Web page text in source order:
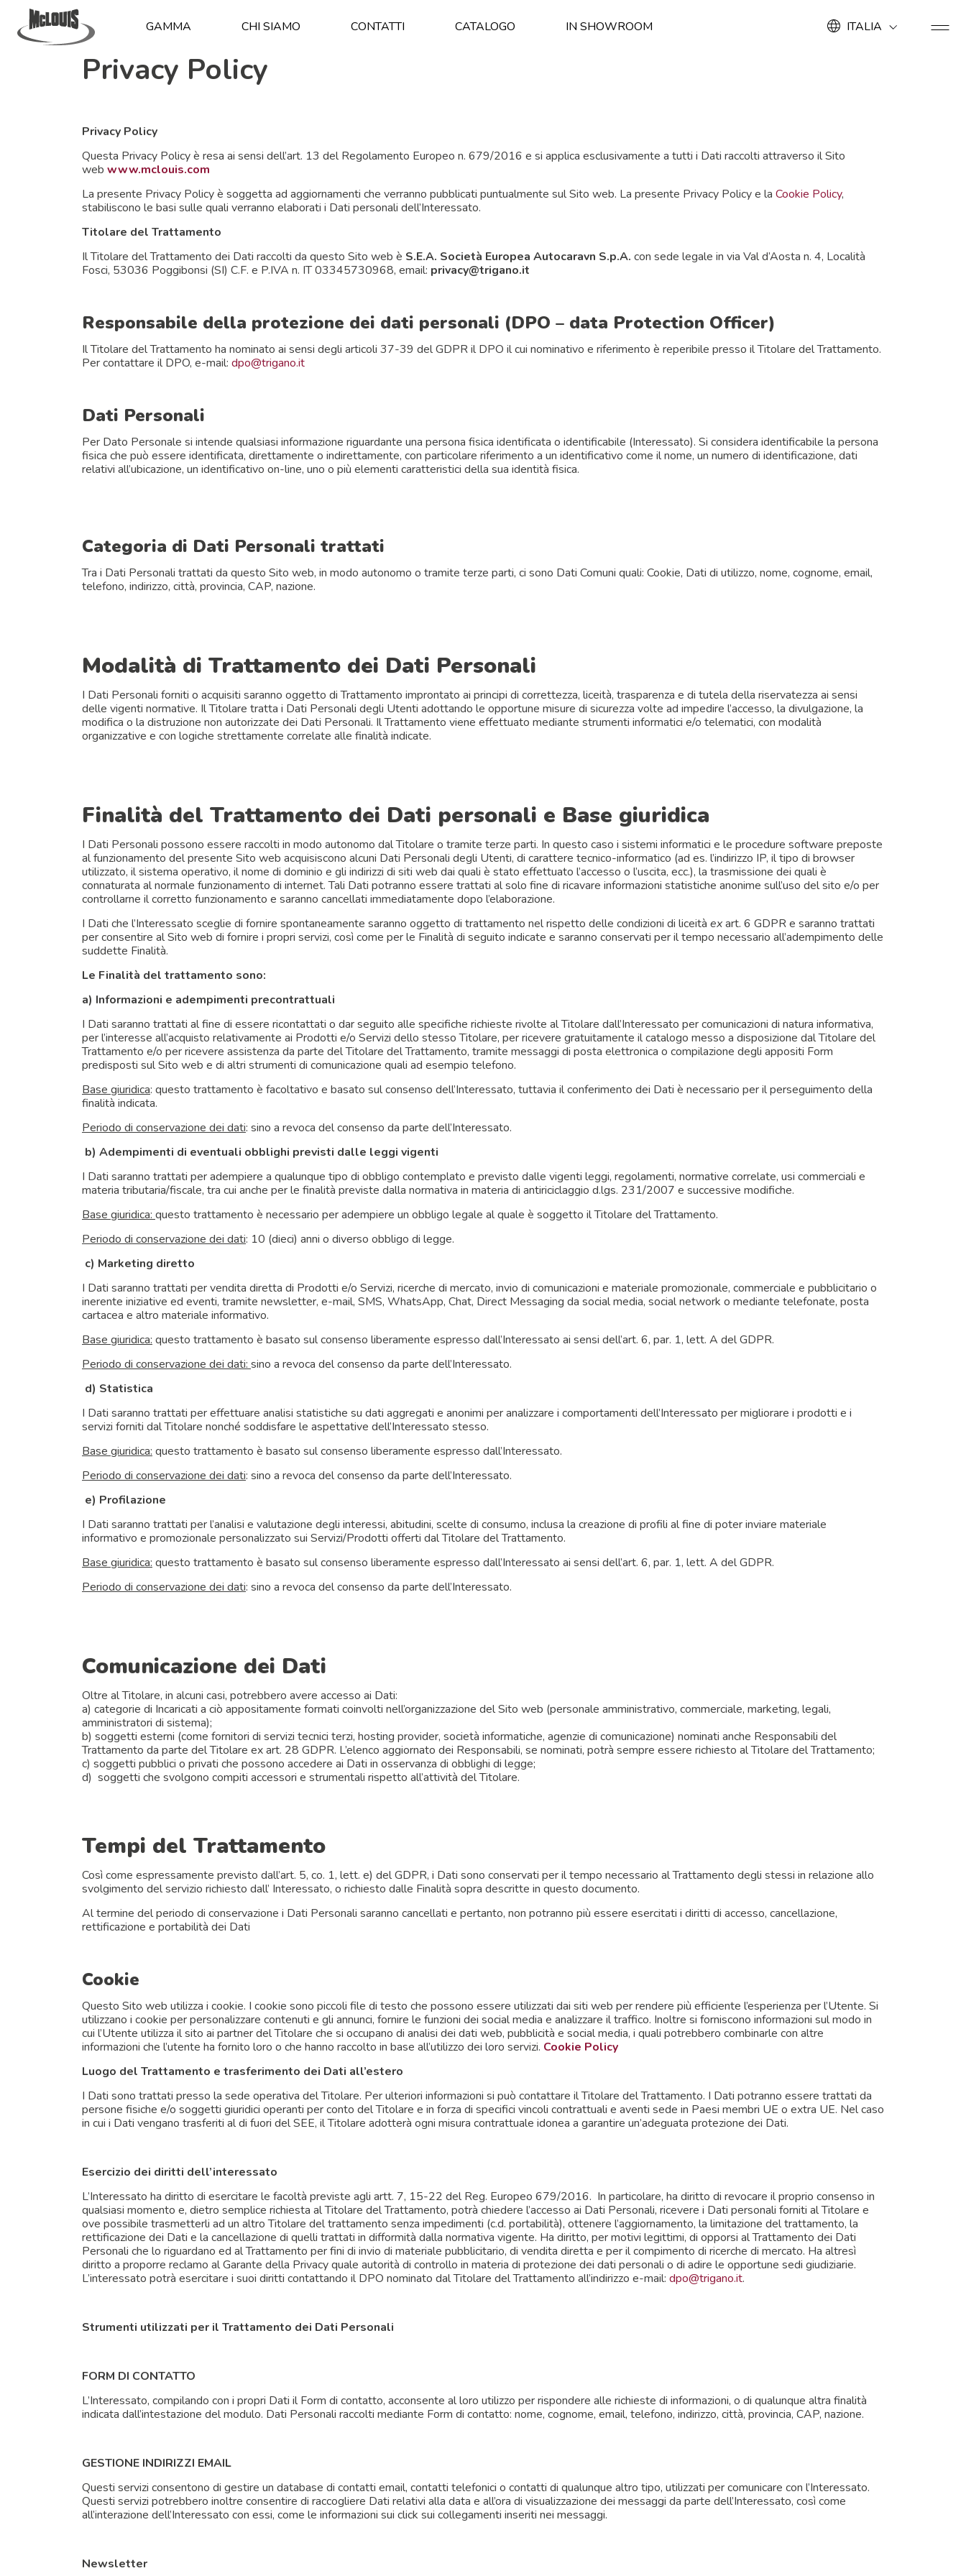
GAMMA CHI SIAMO CONTATTI CATALOGO IN SHOWROOM ITALIA
Privacy Policy
Privacy Policy
Questa Privacy Policy è resa ai sensi dell’art. 13 del Regolamento Europeo n. 679/2016 e si applica esclusivamente a tutti i Dati raccolti attraverso il Sito
web www.mclouis.com
La presente Privacy Policy è soggetta ad aggiornamenti che verranno pubblicati puntualmente sul Sito web. La presente Privacy Policy e la Cookie Policy,
stabiliscono le basi sulle quali verranno elaborati i Dati personali dell’Interessato.
Titolare del Trattamento
Il Titolare del Trattamento dei Dati raccolti da questo Sito web è S.E.A. Società Europea Autocaravn S.p.A. con sede legale in via Val d’Aosta n. 4, Località
Fosci, 53036 Poggibonsi (SI) C.F. e P.IVA n. IT 03345730968, email: privacy@trigano.it
Responsabile della protezione dei dati personali (DPO – data Protection Officer)
Il Titolare del Trattamento ha nominato ai sensi degli articoli 37-39 del GDPR il DPO il cui nominativo e riferimento è reperibile presso il Titolare del Trattamento.
Per contattare il DPO, e-mail: dpo@trigano.it
Dati Personali
Per Dato Personale si intende qualsiasi informazione riguardante una persona fisica identificata o identificabile (Interessato). Si considera identificabile la persona
fisica che può essere identificata, direttamente o indirettamente, con particolare riferimento a un identificativo come il nome, un numero di identificazione, dati
relativi all’ubicazione, un identificativo on-line, uno o più elementi caratteristici della sua identità fisica.
Categoria di Dati Personali trattati
Tra i Dati Personali trattati da questo Sito web, in modo autonomo o tramite terze parti, ci sono Dati Comuni quali: Cookie, Dati di utilizzo, nome, cognome, email,
telefono, indirizzo, città, provincia, CAP, nazione.
Modalità di Trattamento dei Dati Personali
I Dati Personali forniti o acquisiti saranno oggetto di Trattamento improntato ai principi di correttezza, liceità, trasparenza e di tutela della riservatezza ai sensi
delle vigenti normative. Il Titolare tratta i Dati Personali degli Utenti adottando le opportune misure di sicurezza volte ad impedire l’accesso, la divulgazione, la
modifica o la distruzione non autorizzate dei Dati Personali. Il Trattamento viene effettuato mediante strumenti informatici e/o telematici, con modalità
organizzative e con logiche strettamente correlate alle finalità indicate.
Finalità del Trattamento dei Dati personali e Base giuridica
I Dati Personali possono essere raccolti in modo autonomo dal Titolare o tramite terze parti. In questo caso i sistemi informatici e le procedure software preposte
al funzionamento del presente Sito web acquisiscono alcuni Dati Personali degli Utenti, di carattere tecnico-informatico (ad es. l’indirizzo IP, il tipo di browser
utilizzato, il sistema operativo, il nome di dominio e gli indirizzi di siti web dai quali è stato effettuato l’accesso o l’uscita, ecc.), la trasmissione dei quali è
connaturata al normale funzionamento di internet. Tali Dati potranno essere trattati al solo fine di ricavare informazioni statistiche anonime sull’uso del sito e/o per
controllarne il corretto funzionamento e saranno cancellati immediatamente dopo l’elaborazione.
I Dati che l’Interessato sceglie di fornire spontaneamente saranno oggetto di trattamento nel rispetto delle condizioni di liceità exart. 6 GDPR e saranno trattati
per consentire al Sito web di fornire i propri servizi, così come per le Finalità di seguito indicate e saranno conservati per il tempo necessario all’adempimento delle
suddette Finalità.
Le Finalità del trattamento sono:
a) Informazioni e adempimenti precontrattuali
I Dati saranno trattati al fine di essere ricontattati o dar seguito alle specifiche richieste rivolte al Titolare dall’Interessato per comunicazioni di natura informativa,
per l’interesse all’acquisto relativamente ai Prodotti e/o Servizi dello stesso Titolare, per ricevere gratuitamente il catalogo messo a disposizione dal Titolare del
Trattamento e/o per ricevere assistenza da parte del Titolare del Trattamento, tramite messaggi di posta elettronica o compilazione degli appositi Form
predisposti sul Sito web e di altri strumenti di comunicazione quali ad esempio telefono.
Base giuridica: questo trattamento è facoltativo e basato sul consenso dell’Interessato, tuttavia il conferimento dei Dati è necessario per il perseguimento della
finalità indicata.
Periodo di conservazione dei dati: sino a revoca del consenso da parte dell’Interessato.
b) Adempimenti di eventuali obblighi previsti dalle leggi vigenti
I Dati saranno trattati per adempiere a qualunque tipo di obbligo contemplato e previsto dalle vigenti leggi, regolamenti, normative correlate, usi commerciali e
materia tributaria/fiscale, tra cui anche per le finalità previste dalla normativa in materia di antiriciclaggio d.lgs. 231/2007 e successive modifiche.
Base giuridica: questo trattamento è necessario per adempiere un obbligo legale al quale è soggetto il Titolare del Trattamento.
Periodo di conservazione dei dati: 10 (dieci) anni o diverso obbligo di legge.
c) Marketing diretto
I Dati saranno trattati per vendita diretta di Prodotti e/o Servizi, ricerche di mercato, invio di comunicazioni e materiale promozionale, commerciale e pubblicitario o
inerente iniziative ed eventi, tramite newsletter, e-mail, SMS, WhatsApp, Chat, Direct Messaging da social media, social network o mediante telefonate, posta
cartacea e altro materiale informativo.
Base giuridica: questo trattamento è basato sul consenso liberamente espresso dall’Interessato ai sensi dell’art. 6, par. 1, lett. A del GDPR.
Periodo di conservazione dei dati: sino a revoca del consenso da parte dell’Interessato.
d) Statistica
I Dati saranno trattati per effettuare analisi statistiche su dati aggregati e anonimi per analizzare i comportamenti dell’Interessato per migliorare i prodotti e i
servizi forniti dal Titolare nonché soddisfare le aspettative dell’Interessato stesso.
Base giuridica: questo trattamento è basato sul consenso liberamente espresso dall’Interessato.
Periodo di conservazione dei dati: sino a revoca del consenso da parte dell’Interessato.
e) Profilazione
I Dati saranno trattati per l’analisi e valutazione degli interessi, abitudini, scelte di consumo, inclusa la creazione di profili al fine di poter inviare materiale
informativo e promozionale personalizzato sui Servizi/Prodotti offerti dal Titolare del Trattamento.
Base giuridica: questo trattamento è basato sul consenso liberamente espresso dall’Interessato ai sensi dell’art. 6, par. 1, lett. A del GDPR.
Periodo di conservazione dei dati: sino a revoca del consenso da parte dell’Interessato.
Comunicazione dei Dati
Oltre al Titolare, in alcuni casi, potrebbero avere accesso ai Dati:
a) categorie di Incaricati a ciò appositamente formati coinvolti nell’organizzazione del Sito web (personale amministrativo, commerciale, marketing, legali,
amministratori di sistema);
b) soggetti esterni (come fornitori di servizi tecnici terzi, hosting provider, società informatiche, agenzie di comunicazione) nominati anche Responsabili del
Trattamento da parte del Titolare ex art. 28 GDPR. L’elenco aggiornato dei Responsabili, se nominati, potrà sempre essere richiesto al Titolare del Trattamento;
c) soggetti pubblici o privati che possono accedere ai Dati in osservanza di obblighi di legge;
d) soggetti che svolgono compiti accessori e strumentali rispetto all’attività del Titolare.
Tempi del Trattamento
Così come espressamente previsto dall’art. 5, co. 1, lett. e) del GDPR, i Dati sono conservati per il tempo necessario al Trattamento degli stessi in relazione allo
svolgimento del servizio richiesto dall’ Interessato, o richiesto dalle Finalità sopra descritte in questo documento.
Al termine del periodo di conservazione i Dati Personali saranno cancellati e pertanto, non potranno più essere esercitati i diritti di accesso, cancellazione,
rettificazione e portabilità dei Dati
Cookie
Questo Sito web utilizza i cookie. I cookie sono piccoli file di testo che possono essere utilizzati dai siti web per rendere più efficiente l’esperienza per l’Utente. Si
utilizzano i cookie per personalizzare contenuti e gli annunci, fornire le funzioni dei social media e analizzare il traffico. Inoltre si forniscono informazioni sul modo in
cui l’Utente utilizza il sito ai partner del Titolare che si occupano di analisi dei dati web, pubblicità e social media, i quali potrebbero combinarle con altre
informazioni che l’utente ha fornito loro o che hanno raccolto in base all’utilizzo dei loro servizi. Cookie Policy
Luogo del Trattamento e trasferimento dei Dati all’estero
I Dati sono trattati presso la sede operativa del Titolare. Per ulteriori informazioni si può contattare il Titolare del Trattamento. I Dati potranno essere trattati da
persone fisiche e/o soggetti giuridici operanti per conto del Titolare e in forza di specifici vincoli contrattuali e aventi sede in Paesi membri UE o extra UE. Nel caso
in cui i Dati vengano trasferiti al di fuori del SEE, il Titolare adotterà ogni misura contrattuale idonea a garantire un’adeguata protezione dei Dati.
Esercizio dei diritti dell’interessato
L’Interessato ha diritto di esercitare le facoltà previste agli artt. 7, 15-22 del Reg. Europeo 679/2016. In particolare, ha diritto di revocare il proprio consenso in
qualsiasi momento e, dietro semplice richiesta al Titolare del Trattamento, potrà chiedere l’accesso ai Dati Personali, ricevere i Dati personali forniti al Titolare e
ove possibile trasmetterli ad un altro Titolare del trattamento senza impedimenti (c.d. portabilità), ottenere l’aggiornamento, la limitazione del trattamento, la
rettificazione dei Dati e la cancellazione di quelli trattati in difformità dalla normativa vigente. Ha diritto, per motivi legittimi, di opporsi al Trattamento dei Dati
Personali che lo riguardano ed al Trattamento per fini di invio di materiale pubblicitario, di vendita diretta e per il compimento di ricerche di mercato. Ha altresì
diritto a proporre reclamo al Garante della Privacy quale autorità di controllo in materia di protezione dei dati personali o di adire le opportune sedi giudiziarie.
L’interessato potrà esercitare i suoi diritti contattando il DPO nominato dal Titolare del Trattamento all’indirizzo e-mail: dpo@trigano.it.
Strumenti utilizzati per il Trattamento dei Dati Personali
FORM DI CONTATTO
L’Interessato, compilando con i propri Dati il Form di contatto, acconsente al loro utilizzo per rispondere alle richieste di informazioni, o di qualunque altra finalità
indicata dall’intestazione del modulo. Dati Personali raccolti mediante Form di contatto: nome, cognome, email, telefono, indirizzo, città, provincia, CAP, nazione.
GESTIONE INDIRIZZI EMAIL
Questi servizi consentono di gestire un database di contatti email, contatti telefonici o contatti di qualunque altro tipo, utilizzati per comunicare con l’Interessato.
Questi servizi potrebbero inoltre consentire di raccogliere Dati relativi alla data e all’ora di visualizzazione dei messaggi da parte dell’Interessato, così come
all’interazione dell’Interessato con essi, come le informazioni sui click sui collegamenti inseriti nei messaggi.
Newsletter